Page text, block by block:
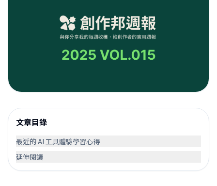
文章目錄
最近的 AI 工具體驗學習心得
延伸閱讀